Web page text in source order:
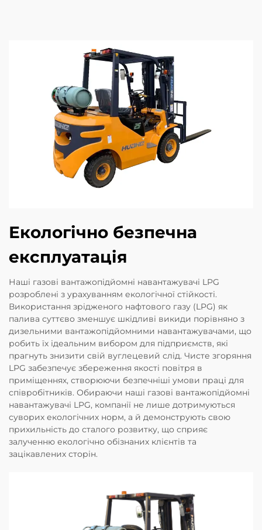
Екологічно безпечна
експлуатація
Наші газові вантажопідйомні навантажувачі LPG
розроблені з урахуванням екологічної стійкості.
Використання зрідженого нафтового газу (LPG) як
палива суттєво зменшує шкідливі викиди порівняно з
дизельними вантажопідйомними навантажувачами, що
робить їх ідеальним вибором для підприємств, які
прагнуть знизити свій вуглецевий слід. Чисте згоряння
LPG забезпечує збереження якості повітря в
приміщеннях, створюючи безпечніші умови праці для
співробітників. Обираючи наші газові вантажопідйомні
навантажувачі LPG, компанії не лише дотримуються
суворих екологічних норм, а й демонструють свою
прихильність до сталого розвитку, що сприяє
залученню екологічно обізнаних клієнтів та
зацікавлених сторін.